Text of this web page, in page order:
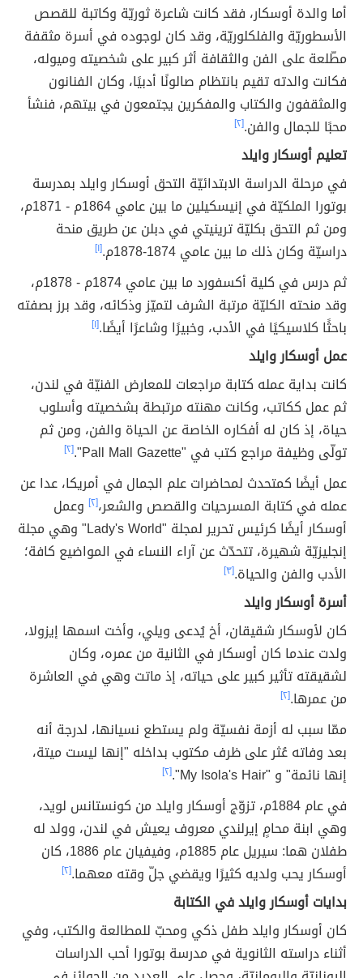
أما والدة أوسكار، فقد كانت شاعرة ثوريّة وكاتبة للقصص
الأسطوريّة والفلكلوريّة، وقد كان لوجوده في أسرة مثقفة
مطّلعة على الفن والثقافة أثر كبير على شخصيته وميوله،
فكانت والدته تقيم بانتظام صالونًا أدبيًا، وكان الفنانون
والمثقفون والكتاب والمفكرين يجتمعون في بيتهم، فنشأ
محبًا للجمال والفن.[٢]
تعليم أوسكار وايلد
في مرحلة الدراسة الابتدائيّة التحق أوسكار وايلد بمدرسة
بوتورا الملكيّة في إنيسكيلين ما بين عامي 1864م - 1871م،
ومن ثم التحق بكليّة ترينيتي في دبلن عن طريق منحة
دراسيّة وكان ذلك ما بين عامي 1874-1878م.
[١]
ثم درس في كلية أكسفورد ما بين عامي 1874م - 1878م،
وقد منحته الكليّة مرتبة الشرف لتميّز وذكائه، وقد برز بصفته
باحثًا كلاسيكيًا في الأدب، وخبيرًا وشاعرًا أيضًا.[١]
عمل أوسكار وايلد
كانت بداية عمله كتابة مراجعات للمعارض الفنيّة في لندن،
ثم عمل ككاتب، وكانت مهنته مرتبطة بشخصيته وأسلوب
حياة، إذ كان له أفكاره الخاصة عن الحياة والفن، ومن ثم
تولّى وظيفة مراجع كتب في "Pall Mall Gazette".
[٢]
عمل أيضًا كمتحدث لمحاضرات علم الجمال في أمريكا، عدا عن
عمله في كتابة المسرحيات والقصص والشعر،[٢]
وعمل
أوسكار أيضًا كرئيس تحرير لمجلة "Lady's World" وهي مجلة
إنجليزيّة شهيرة، تتحدّث عن آراء النساء في المواضيع كافة؛
الأدب والفن والحياة.[٣]
أسرة أوسكار وايلد
كان لأوسكار شقيقان، أخ يُدعى ويلي، وأخت اسمها إيزولا،
ولدت عندما كان أوسكار في الثانية من عمره، وكان
لشقيقته تأثير كبير على حياته، إذ ماتت وهي في العاشرة
من عمرها.[٢]
ممّا سبب له أزمة نفسيّة ولم يستطع نسيانها، لدرجة أنه
بعد وفاته عُثر على ظرف مكتوب بداخله "إنها ليست ميتة،
إنها نائمة" و "My Isola's Hair".
[٢]
في عام 1884م، تزوّج أوسكار وايلد من كونستانس لويد،
وهي ابنة محامٍ إيرلندي معروف يعيش في لندن، وولد له
طفلان هما: سيريل عام 1885م، وفيفيان عام 1886، كان
أوسكار يحب ولديه كثيرًا ويقضي جلّ وقته معهما.[٢]
بدايات أوسكار وايلد في الكتابة
كان أوسكار وايلد طفل ذكي ومحبّ للمطالعة والكتب، وفي
أثناء دراسته الثانوية في مدرسة بوتورا أحب الدراسات